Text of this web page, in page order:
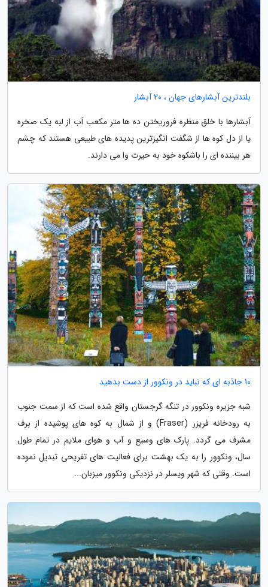
بلندترین آبشارهای جهان ، 20 آبشار
آبشارها با خلق منظره فروریختن ده ها متر مکعب آب از لبه یک صخره
یا از دل کوه ها از شگفت انگیزترین پدیده های طبیعی هستند که چشم
هر بیننده ای را باشکوه خود به حیرت وا می دارند.
10 جاذبه ای که نباید در ونکوور از دست بدهید
شبه جزیره ونکوور در تنگه گرجستان واقع شده است که از سمت جنوب
به رودخانه فریزر (Fraser) و از شمال به کوه های پوشیده از برف
مشرف می گردد. پارک های وسیع و آب و هوای ملایم در تمام طول
سال، ونکوور را به یک بهشت برای فعالیت های تفریحی تبدیل نموده
است. وقتی که شهر ویسلر در نزدیکی ونکوور میزبان...